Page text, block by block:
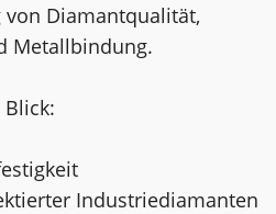
Diamantqualität,
Metallbindung.
Industriediamanten